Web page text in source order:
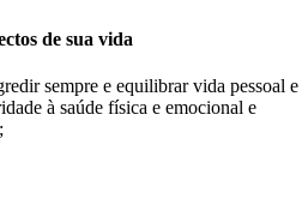
de sua vida
sempre e equilibrar vida pessoal e
à saúde física e emocional e